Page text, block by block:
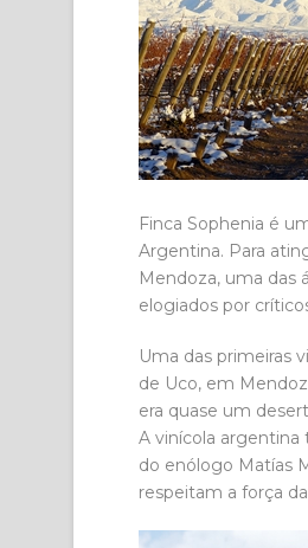
Finca Sophenia é
Argentina. Para
Mendoza, uma das
elogiados por
Uma das primeiras
de Uco, em
era quase um
A vinícola argentina
do enólogo Matías
respeitam a força